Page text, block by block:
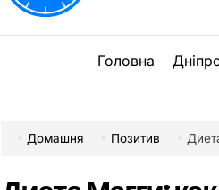
Головна
Домашня Позитив